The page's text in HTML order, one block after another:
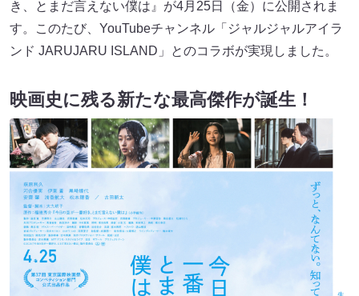
き、とまだ言えない僕は』が4月25日（金）に公開されま
す。このたび、YouTubeチャンネル「ジャルジャルアイラ
ンド JARUJARU ISLAND」とのコラボが実現しました。
映画史に残る新たな最高傑作が誕生！